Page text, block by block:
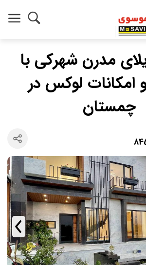
مدرن شهرکی با
امکانات لوکس در
چمستان